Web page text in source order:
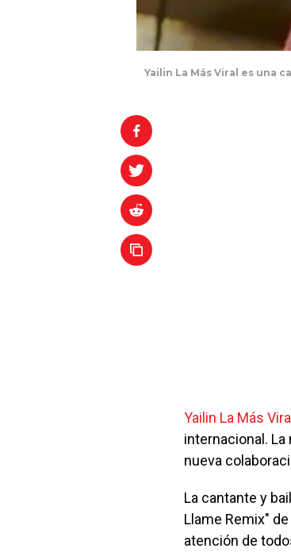
Yailin La Más Viral es una
Yailin La Más Viral
internacional. La
nueva
La cantante y
Llame Remix"
atención de